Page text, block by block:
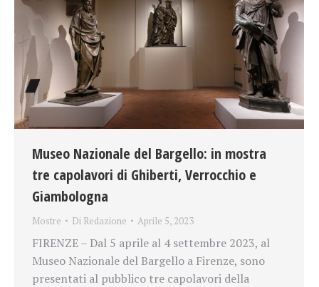
Museo Nazionale del Bargello: in mostra
tre capolavori di Ghiberti, Verrocchio e
Giambologna
Mostre Di Redazione Aprile 5, 2023
FIRENZE – Dal 5 aprile al 4 settembre 2023, al
Museo Nazionale del Bargello a Firenze, sono
presentati al pubblico tre capolavori della